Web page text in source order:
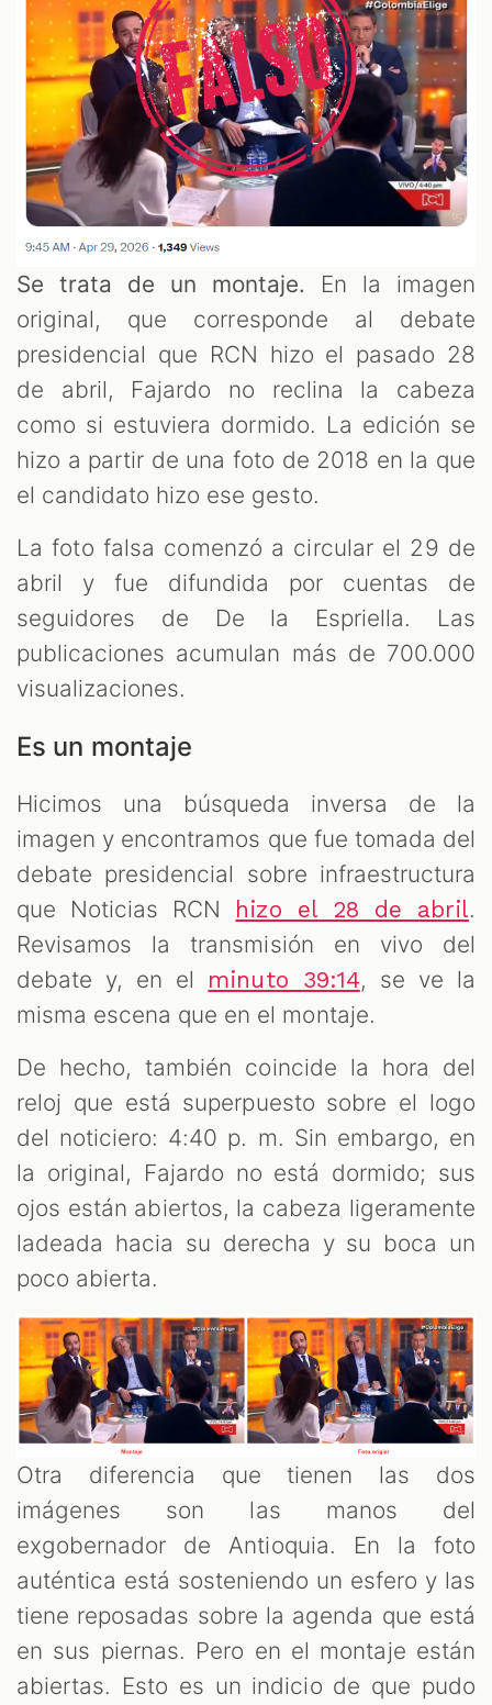
Se trata de un montaje. En la imagen
original, que corresponde al debate
presidencial que RCN hizo el pasado 28
de abril, Fajardo no reclina la cabeza
como si estuviera dormido. La edición se
hizo a partir de una foto de 2018 en la que
el candidato hizo ese gesto.
La foto falsa comenzó a circular el 29 de
abril y fue difundida por cuentas de
seguidores de De la Espriella. Las
publicaciones acumulan más de 700.000
visualizaciones.
Es un montaje
Hicimos una búsqueda inversa de la
imagen y encontramos que fue tomada del
debate presidencial sobre infraestructura
que Noticias RCN
hizo el 28 de abril.
Revisamos la transmisión en vivo del
debate y, en el minuto 39:14, se ve la
misma escena que en el montaje.
De hecho, también coincide la hora del
reloj que está superpuesto sobre el logo
del noticiero: 4:40 p. m. Sin embargo, en
la original, Fajardo no está dormido; sus
ojos están abiertos, la cabeza ligeramente
ladeada hacia su derecha y su boca un
poco abierta.
Otra diferencia que tienen las dos
imágenes son las manos del
exgobernador de Antioquia. En la foto
auténtica está sosteniendo un esfero y las
tiene reposadas sobre la agenda que está
en sus piernas. Pero en el montaje están
abiertas. Esto es un indicio de que pudo